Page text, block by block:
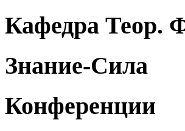
Кафедра Теор.
Знание-Сила
Конференции